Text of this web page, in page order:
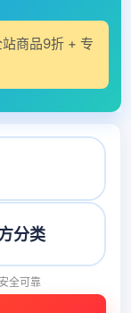
商品9折 + 专
全可靠